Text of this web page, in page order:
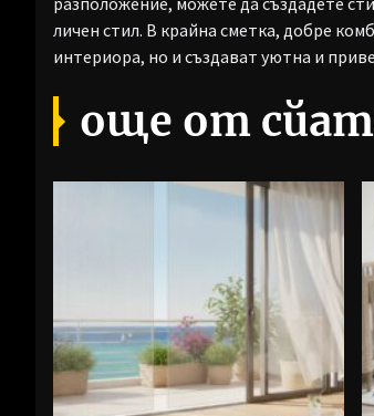
личен стил. В крайна сметка, добре
интериора, но и създават уютна и
още от